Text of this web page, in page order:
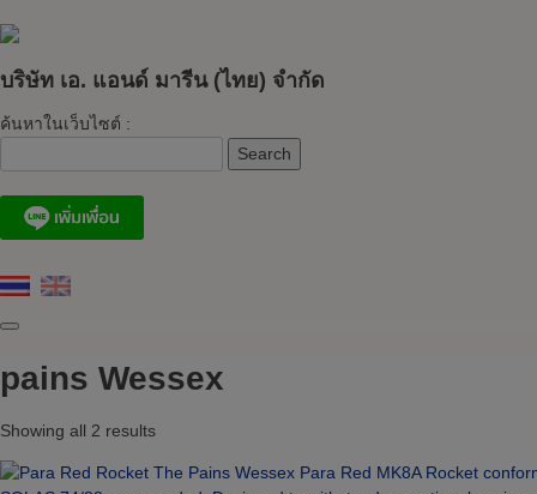
to
บริษัท เอ. แอนด์ มารีน (ไทย) จำกัด
ค้นหาในเว็บไซต์ :
pains Wessex
Showing all 2 results